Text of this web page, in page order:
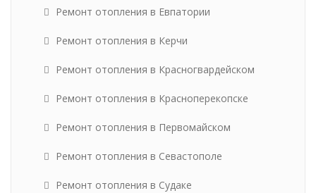
Ремонт отопления в Евпатории
Ремонт отопления в Керчи
Ремонт отопления в Красногвардейском
Ремонт отопления в Красноперекопске
Ремонт отопления в Первомайском
Ремонт отопления в Севастополе
Ремонт отопления в Судаке